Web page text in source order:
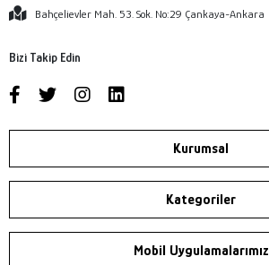
Bahçelievler Mah. 53. Sok. No:29 Çankaya-Ankara
Bizi Takip Edin
Kurumsal
Kategoriler
Mobil Uygulamalarımız